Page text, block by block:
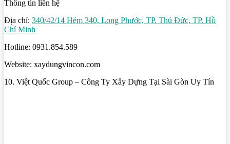
Thông tin liên hệ
Địa chỉ: 340/42/14 Hẻm 340, Long Phước, TP. Thủ Đức, TP. Hồ
Chí Minh
Hotline: 0931.854.589
Website: xaydungvincon.com
10. Việt Quốc Group – Công Ty Xây Dựng Tại Sài Gòn Uy Tín